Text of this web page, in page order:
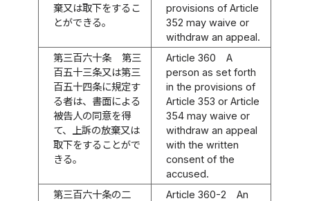
棄又は取下をするこ
とができる。
provisions of Article
352 may waive or
withdraw an appeal.
第三百六十条
第三
百五十三条又は第三
百五十四条に規定す
る者は、書面による
被告人の同意を得
て、上訴の放棄又は
取下をすることがで
きる。
Article 360
A
person as set forth
in the provisions of
Article 353 or Article
354 may waive or
withdraw an appeal
with the written
consent of the
accused.
第三百六十条の二
Article 360-2
An